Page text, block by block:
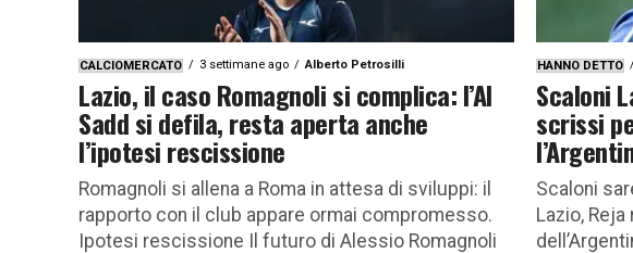
CALCIOMERCATO 3 settimane ago Alberto Petrosilli
Lazio, il caso Romagnoli si complica: l’Al
Sadd si defila, resta aperta anche
l’ipotesi rescissione
Romagnoli si allena a Roma in attesa di sviluppi: il
rapporto con il club appare ormai compromesso.
Ipotesi rescissione Il futuro di Alessio Romagnoli
HANNO DETTO
Scaloni
scrissi
Scaloni
Lazio,